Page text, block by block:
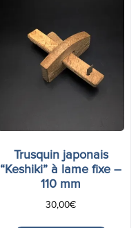
Trusquin japonais
“Keshiki” à lame fixe –
110 mm
30,00€